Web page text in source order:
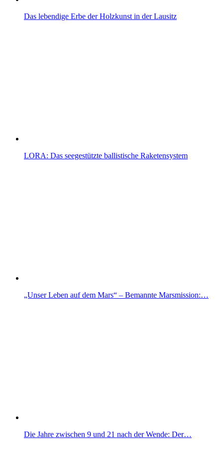
Das lebendige Erbe der Holzkunst in der Lausitz
LORA: Das seegestützte ballistische Raketensystem
„Unser Leben auf dem Mars“ – Bemannte Marsmission:…
Die Jahre zwischen 9 und 21 nach der Wende: Der…